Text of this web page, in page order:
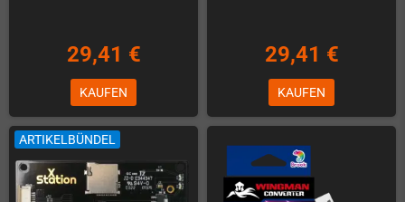
29,41 €
KAUFEN
29,41 €
KAUFEN
ARTIKELBÜNDEL